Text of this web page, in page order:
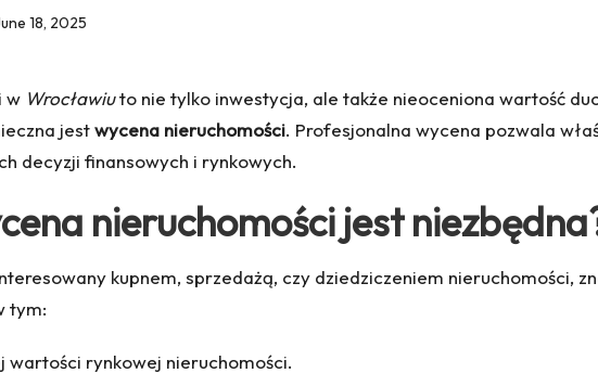
18, 2025
w Wrocławiuto nie tylko inwestycja, ale także nieoceniona wartość
jestwycena nieruchomości. Profesjonalna wycena pozwala
decyzji finansowych i rynkowych.
nieruchomości jest
kupnem, sprzedażą, czy dziedziczeniem nieruchomości,
tym:
wartości rynkowej nieruchomości.